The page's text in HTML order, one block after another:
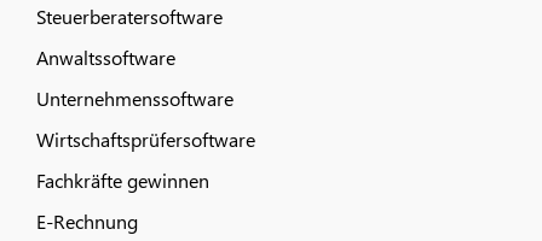
Steuerberatersoftware
Anwaltssoftware
Unternehmenssoftware
Wirtschaftsprüfersoftware
Fachkräfte gewinnen
E-Rechnung